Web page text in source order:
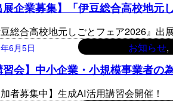
展企業募集】「伊豆総合高校地元
豆総合高校地元しごとフェア2026』
6月5日 お知らせ,
習会】中小企業・小規模事業者の
加者募集中】生成AI活用講習会開催